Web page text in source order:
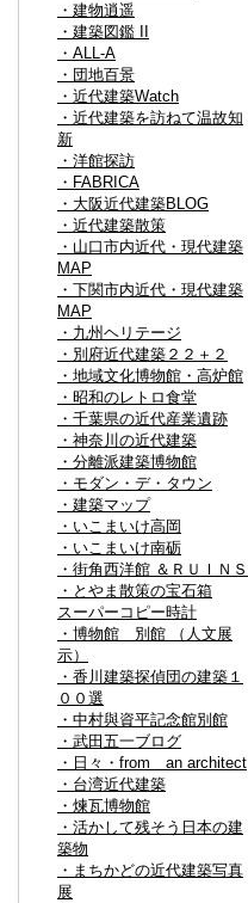
・建物逍遥
・建築図鑑 II
・ALL-A
・団地百景
・近代建築Watch
・近代建築を訪ねて温故知
新
・洋館探訪
・FABRICA
・大阪近代建築BLOG
・近代建築散策
・山口市内近代・現代建築
MAP
・下関市内近代・現代建築
MAP
・九州ヘリテージ
・別府近代建築２２＋２
・地域文化博物館・高炉館
・昭和のレトロ食堂
・千葉県の近代産業遺跡
・神奈川の近代建築
・分離派建築博物館
・モダン・デ・タウン
・建築マップ
・いこまいけ高岡
・いこまいけ南砺
・街角西洋館 ＆ＲＵＩＮＳ
・とやま散策の宝石箱
スーパーコピー時計
・博物館 別館 （人文展
示）
・香川建築探偵団の建築１
００選
・中村與資平記念館別館
・武田五一ブログ
・日々・from an architect
・台湾近代建築
・煉瓦博物館
・活かして残そう日本の建
築物
・まちかどの近代建築写真
展